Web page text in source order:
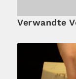
Verwandte